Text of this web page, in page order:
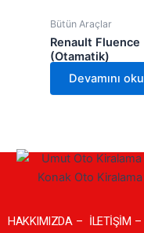
Bütün Araçlar
Renault Fluence
(Otamatik)
Devamını oku
HAKKIMIZDA– İLETİŞİM –